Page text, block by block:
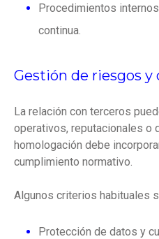
Procedimientos
continua.
Gestión de riesgos
La relación con terceros
operativos, reputacionales o
homologación debe
cumplimiento normativo.
Algunos criterios habituales
Protección de datos y